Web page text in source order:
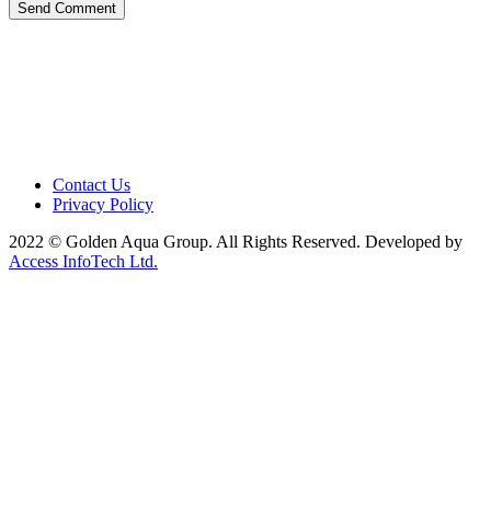
Send Comment
Contact Us
Privacy Policy
2022 © Golden Aqua Group. All Rights Reserved. Developed by
Access InfoTech Ltd.